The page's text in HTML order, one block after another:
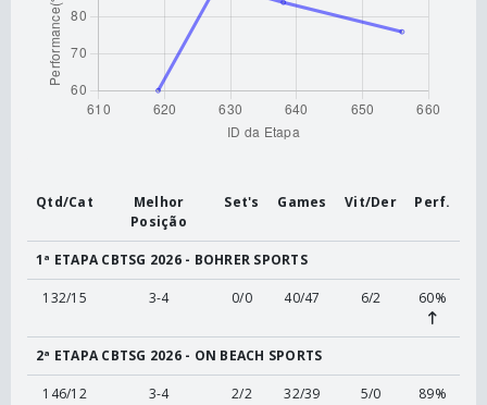
Qtd/Cat
Melhor
Posição
Set's Games Vit/Der Perf.
1ª ETAPA CBTSG 2026 - BOHRER SPORTS
132/15 3-4 0/0 40/47 6/2 60%
2ª ETAPA CBTSG 2026 - ON BEACH SPORTS
146/12 3-4 2/2 32/39 5/0 89%